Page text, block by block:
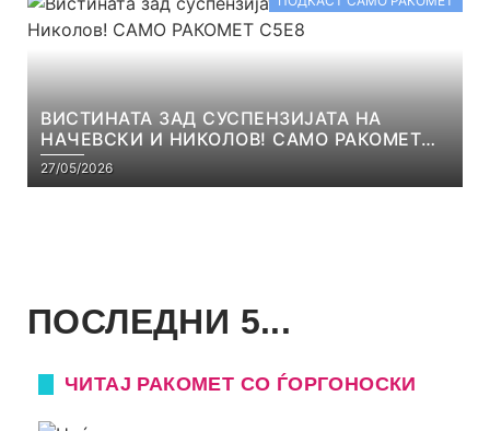
ВИСТИНАТА ЗАД СУСПЕНЗИЈАТА НА
НАЧЕВСКИ И НИКОЛОВ! САМО РАКОМЕТ
С5Е8
27/05/2026
ПОСЛЕДНИ 5...
ЧИТАЈ РАКОМЕТ СО ЃОРГОНОСКИ